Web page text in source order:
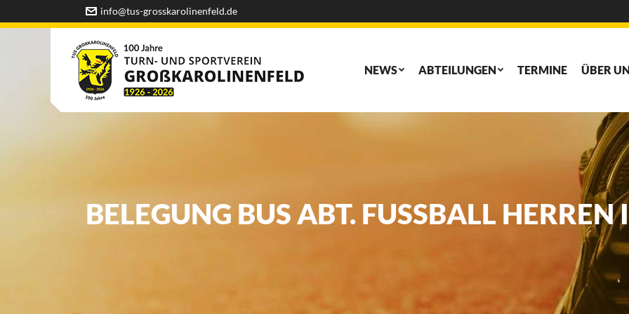
info@tus-grosskarolinenfeld.de
NEWS ABTEILUNGEN TERMINE ÜBER
BELEGUNG BUS ABT. FUSSBALL HERREN II